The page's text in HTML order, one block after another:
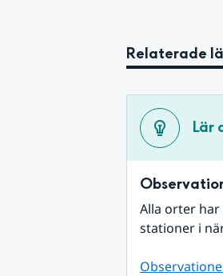
Relaterade
Lär
Alla orter
stationer i